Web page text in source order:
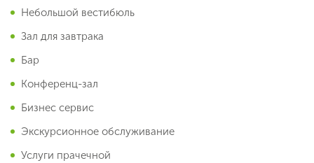
Небольшой вестибюль
Зал для завтрака
Бар
Конференц-зал
Бизнес сервис
Экскурсионное обслуживание
Услуги прачечной